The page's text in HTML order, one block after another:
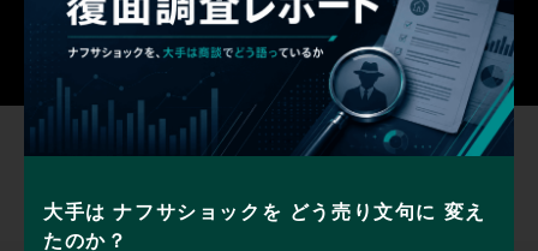
大手は ナフサショックを どう売り文句に 変え
たのか？